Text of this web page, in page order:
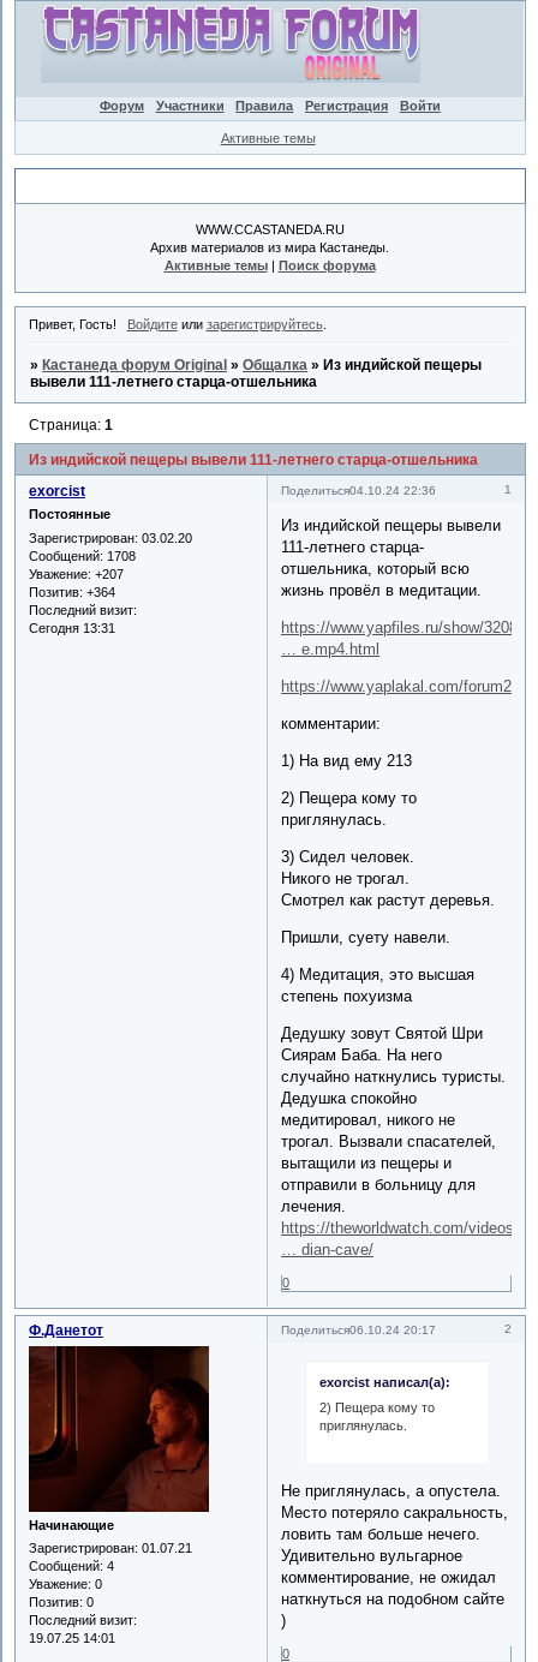
Форум Участники Правила Регистрация Войти
Активные темы
WWW.CCASTANEDA.RU
Архив материалов из мира Кастанеды.
Активные темы| Поиск форума
Привет, Гость! Войдитеили зарегистрируйтесь.
» Кастанеда форум Original »Общалка » Из индийской пещеры
вывели 111-летнего старца-отшельника
Из индийской пещеры вывели 111-летнего старца-отшельника
Страница:1
Поделиться 1
04.10.24 22:36
exorcist
Постоянные
Зарегистрирован: 03.02.20
Сообщений: 1708
Уважение: +207
Позитив: +364
Последний визит:
Сегодня 13:31
Из индийской пещеры вывели
111-летнего старца-
отшельника, который всю
жизнь провёл в медитации.
https://www.yapfiles.ru/show/
… e.mp4.html
https://www.yaplakal.com/forum28/
комментарии:
1) На вид ему 213
2) Пещера кому то
приглянулась.
3) Сидел человек.
Никого не трогал.
Смотрел как растут деревья.
Пришли, суету навели.
4) Медитация, это высшая
степень похуизма
Дедушку зовут Святой Шри
Сиярам Баба. На него
случайно наткнулись туристы.
Дедушка спокойно
медитировал, никого не
трогал. Вызвали спасателей,
вытащили из пещеры и
отправили в больницу для
лечения.
https://theworldwatch.com/videos/
… dian-cave/
0
Поделиться 2
06.10.24 20:17
Ф.Данетот
Начинающие
Зарегистрирован: 01.07.21
Сообщений: 4
Уважение: 0
Позитив: 0
Последний визит:
19.07.25 14:01
exorcist написал(а):
2) Пещера кому то
приглянулась.
Не приглянулась, а опустела.
Место потеряло сакральность,
ловить там больше нечего.
Удивительно вульгарное
комментирование, не ожидал
наткнуться на подобном сайте
)
0